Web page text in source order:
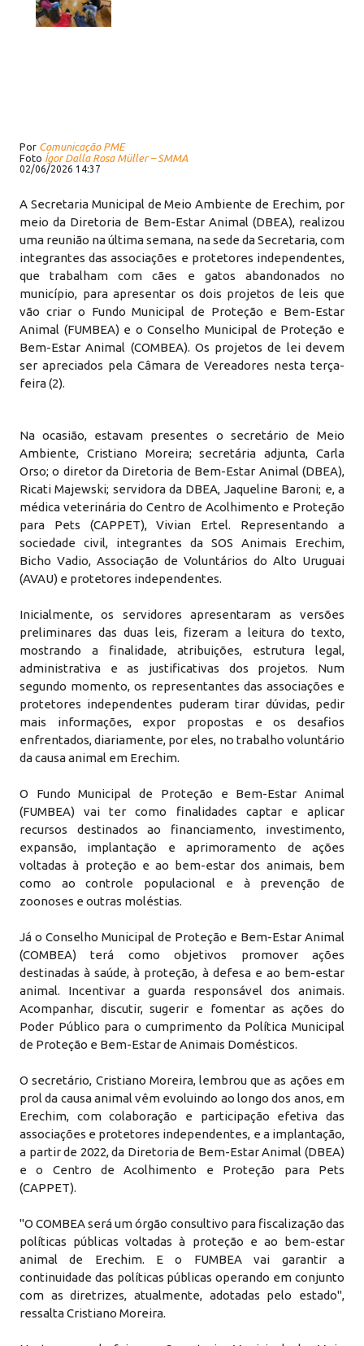
Por Comunicação PME
Foto Ígor Dalla Rosa Müller – SMMA
02/06/2026 14:37
A Secretaria Municipal de Meio Ambiente de Erechim, por
meio da Diretoria de Bem-Estar Animal (DBEA), realizou
uma reunião na última semana, na sede da Secretaria, com
integrantes das associações e protetores independentes,
que trabalham com cães e gatos abandonados no
município, para apresentar os dois projetos de leis que
vão criar o Fundo Municipal de Proteção e Bem-Estar
Animal (FUMBEA) e o Conselho Municipal de Proteção e
Bem-Estar Animal (COMBEA). Os projetos de lei devem
ser apreciados pela Câmara de Vereadores nesta terça-
feira (2).
Na ocasião, estavam presentes o secretário de Meio
Ambiente, Cristiano Moreira; secretária adjunta, Carla
Orso; o diretor da Diretoria de Bem-Estar Animal (DBEA),
Ricati Majewski; servidora da DBEA, Jaqueline Baroni; e, a
médica veterinária do Centro de Acolhimento e Proteção
para Pets (CAPPET), Vivian Ertel. Representando a
sociedade civil, integrantes da SOS Animais Erechim,
Bicho Vadio, Associação de Voluntários do Alto Uruguai
(AVAU) e protetores independentes.
Inicialmente, os servidores apresentaram as versões
preliminares das duas leis, fizeram a leitura do texto,
mostrando a finalidade, atribuições, estrutura legal,
administrativa e as justificativas dos projetos. Num
segundo momento, os representantes das associações e
protetores independentes puderam tirar dúvidas, pedir
mais informações, expor propostas e os desafios
enfrentados, diariamente, por eles, no trabalho voluntário
da causa animal em Erechim.
O Fundo Municipal de Proteção e Bem-Estar Animal
(FUMBEA) vai ter como finalidades captar e aplicar
recursos destinados ao financiamento, investimento,
expansão, implantação e aprimoramento de ações
voltadas à proteção e ao bem-estar dos animais, bem
como ao controle populacional e à prevenção de
zoonoses e outras moléstias.
Já o Conselho Municipal de Proteção e Bem-Estar Animal
(COMBEA) terá como objetivos promover ações
destinadas à saúde, à proteção, à defesa e ao bem-estar
animal. Incentivar a guarda responsável dos animais.
Acompanhar, discutir, sugerir e fomentar as ações do
Poder Público para o cumprimento da Política Municipal
de Proteção e Bem-Estar de Animais Domésticos.
O secretário, Cristiano Moreira, lembrou que as ações em
prol da causa animal vêm evoluindo ao longo dos anos, em
Erechim, com colaboração e participação efetiva das
associações e protetores independentes, e a implantação,
a partir de 2022, da Diretoria de Bem-Estar Animal (DBEA)
e o Centro de Acolhimento e Proteção para Pets
(CAPPET).
"O COMBEA será um órgão consultivo para fiscalização das
políticas públicas voltadas à proteção e ao bem-estar
animal de Erechim. E o FUMBEA vai garantir a
continuidade das políticas públicas operando em conjunto
com as diretrizes, atualmente, adotadas pelo estado",
ressalta Cristiano Moreira.